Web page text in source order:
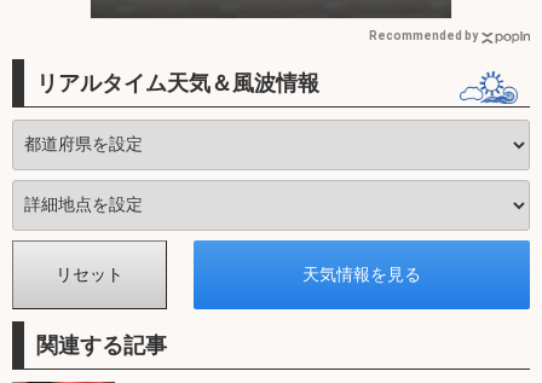
Recommended by
リアルタイム天気＆風波情報
関連する記事